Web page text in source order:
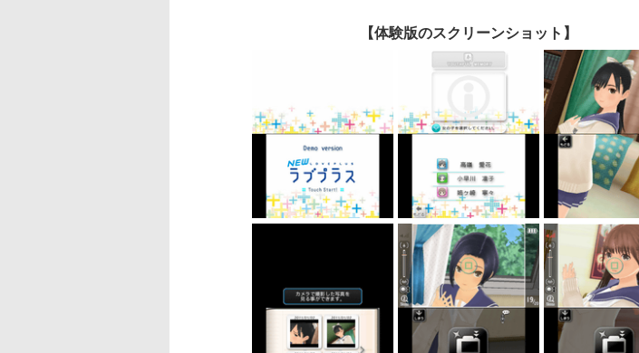
【体験版のスクリーンショット】